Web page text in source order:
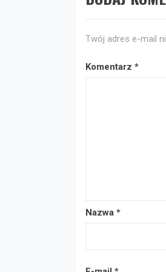
Twój adres e-mail
Komentarz *
Nazwa *